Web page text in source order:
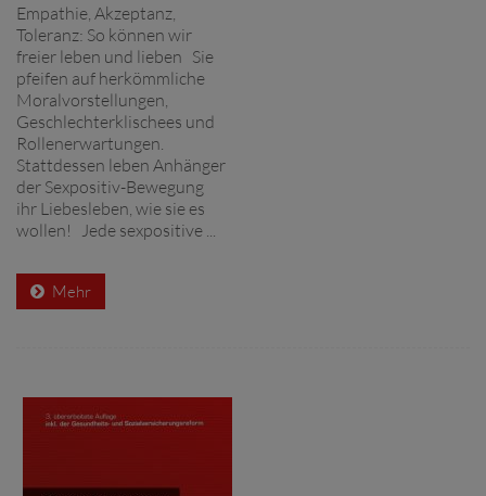
Empathie, Akzeptanz,
Toleranz: So können wir
freier leben und lieben Sie
pfeifen auf herkömmliche
Moralvorstellungen,
Geschlechterklischees und
Rollenerwartungen.
Stattdessen leben Anhänger
der Sexpositiv-Bewegung
ihr Liebesleben, wie sie es
wollen! Jede sexpositive ...
Mehr